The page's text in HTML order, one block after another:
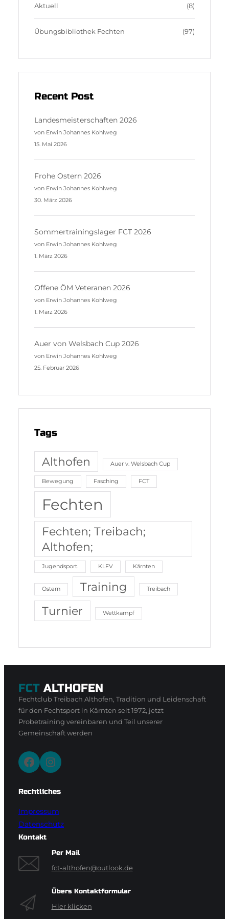
m
s
Aktuell (8)
Übungsbibliothek Fechten (97)
Recent Post
Landesmeisterschaften 2026
von Erwin Johannes Kohlweg
15. Mai 2026
Frohe Ostern 2026
von Erwin Johannes Kohlweg
30. März 2026
Sommertrainingslager FCT 2026
von Erwin Johannes Kohlweg
1. März 2026
Offene ÖM Veteranen 2026
von Erwin Johannes Kohlweg
1. März 2026
Auer von Welsbach Cup 2026
von Erwin Johannes Kohlweg
25. Februar 2026
Tags
Althofen Auer v. Welsbach Cup
Bewegung Fasching FCT
Fechten
Fechten; Treibach;
Althofen;
Jugendsport. KLFV Kärnten
Ostern Training Treibach
Turnier Wettkampf
FCT ALTHOFEN
Fechtclub Treibach Althofen, Tradition und Leidenschaft
für den Fechtsport in Kärnten seit 1972, jetzt
Probetraining vereinbaren und Teil unserer
Gemeinschaft werden
Facebook Instagram
Rechtliches
Impressum
Datenschutz
Kontakt
Per Mail
fct-althofen@outlook.de
Übers Kontaktformular
Hier klicken